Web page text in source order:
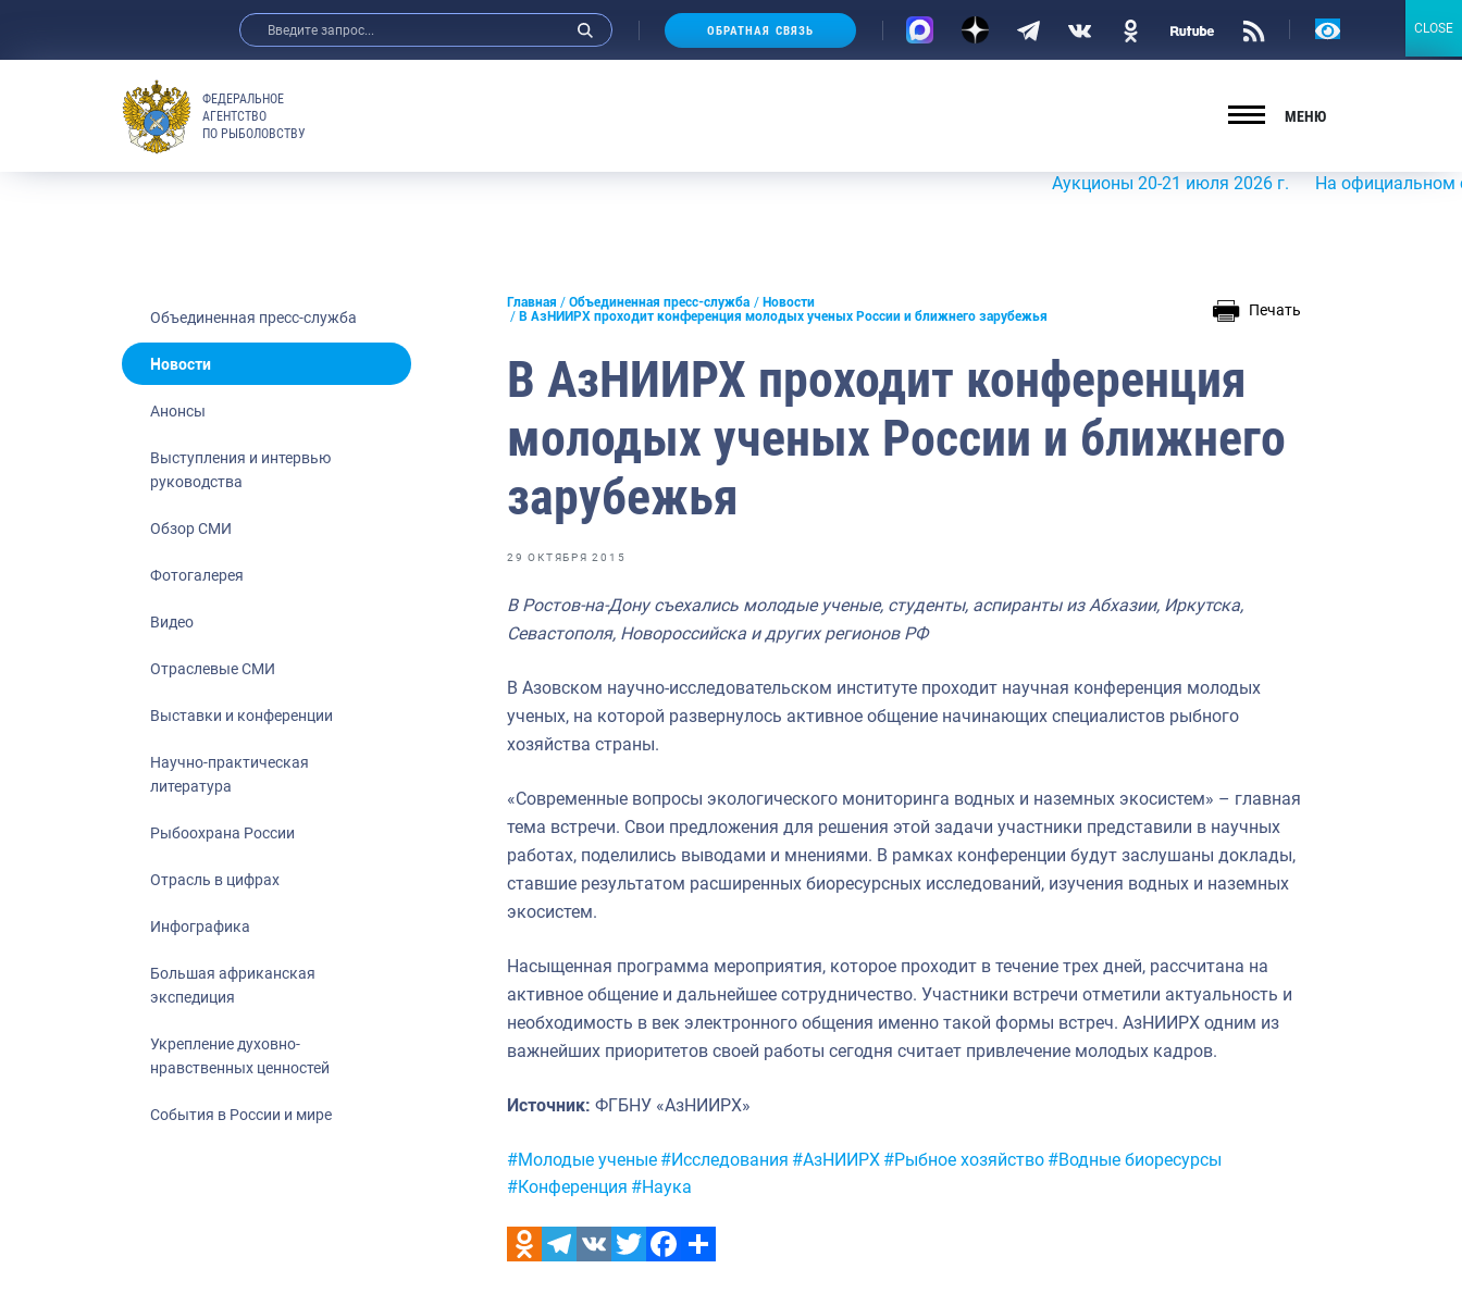
Анонсы
Отраслевые СМИ
Выставки и конференции
Рыбоохрана России
Отрасль в цифрах
Большая африканская экспедиция
ОБРАТНАЯ СВЯЗЬ
Версия
ФЕДЕРАЛЬНОЕ
АГЕНТСТВО
ПО РЫБОЛОВСТВУ
МЕНЮ
Аукционы 20-21 июля 2026 г. На официальном сайте
Объединенная пресс-служба
Новости
Анонсы
Выступления и интервью
руководства
Обзор СМИ
Фотогалерея
Видео
Отраслевые СМИ
Выставки и конференции
Научно-практическая
литература
Рыбоохрана России
Отрасль в цифрах
Инфографика
Большая африканская
экспедиция
Укрепление духовно-
нравственных ценностей
События в России и мире
Главная Объединенная пресс-служба
Новости
В АзНИИРХ проходит конференция молодых ученых России и ближнего зарубежья
Печать
В АзНИИРХ проходит конференция
молодых ученых России и ближнего
зарубежья
29 ОКТЯБРЯ 2015
В Ростов-на-Дону съехались молодые ученые, студенты, аспиранты из Абхазии, Иркутска,
Севастополя, Новороссийска и других регионов РФ
В Азовском научно-исследовательском институте проходит научная конференция молодых
ученых, на которой развернулось активное общение начинающих специалистов рыбного
хозяйства страны.
«Современные вопросы экологического мониторинга водных и наземных экосистем» – главная
тема встречи. Свои предложения для решения этой задачи участники представили в научных
работах, поделились выводами и мнениями. В рамках конференции будут заслушаны доклады,
ставшие результатом расширенных биоресурсных исследований, изучения водных и наземных
экосистем.
Насыщенная программа мероприятия, которое проходит в течение трех дней, рассчитана на
активное общение и дальнейшее сотрудничество. Участники встречи отметили актуальность и
необходимость в век электронного общения именно такой формы встреч. АзНИИРХ одним из
важнейших приоритетов своей работы сегодня считает привлечение молодых кадров.
Источник: ФГБНУ «АзНИИРХ»
Метки:
#Молодые ученые #Исследования #АзНИИРХ #Рыбное хозяйство #Водные биоресурсы
#Конференция #Наука
CLOSE
CLOSE